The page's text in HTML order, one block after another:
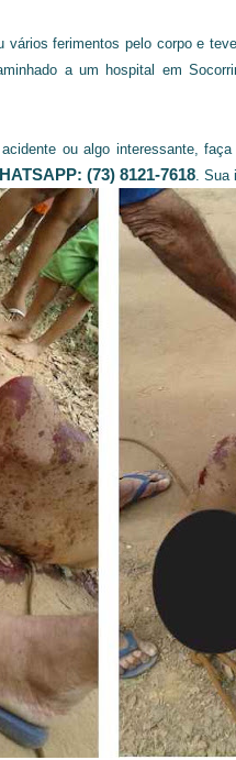
ferimentos pelo corpo e
a um hospital em
ou algo interessante,
(73) 8121-7618 .